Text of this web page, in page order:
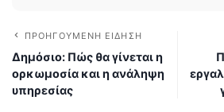
ΠΡΟΗΓΟΎΜΕΝΗ ΕΊΔΗΣΗ
Δημόσιο: Πώς θα γίνεται η
ορκωμοσία και η ανάληψη
υπηρεσίας